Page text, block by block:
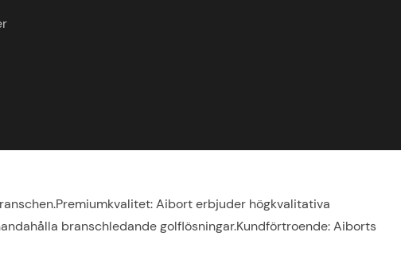
Aibort erbjuder högkvalitativa
branschledande golflösningar.Kundförtroende: Aiborts